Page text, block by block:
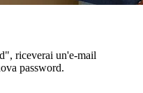
riceverai un'e-mail
password.